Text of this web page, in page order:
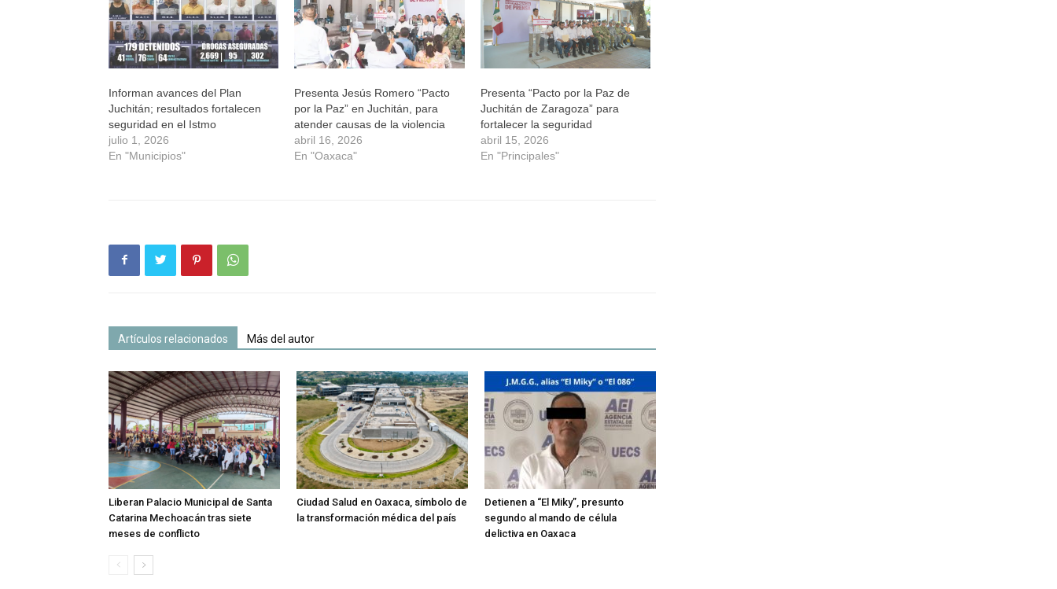
Informan avances del Plan
Juchitán; resultados fortalecen
seguridad en el Istmo
julio 1, 2026
En "Municipios"
Presenta Jesús Romero “Pacto
por la Paz” en Juchitán, para
atender causas de la violencia
abril 16, 2026
En "Oaxaca"
Presenta “Pacto por la Paz de
Juchitán de Zaragoza” para
fortalecer la seguridad
abril 15, 2026
En "Principales"
Artículos relacionados Más del autor
Liberan Palacio Municipal de Santa
Catarina Mechoacán tras siete
meses de conflicto
Ciudad Salud en Oaxaca, símbolo de
la transformación médica del país
Detienen a “El Miky”, presunto
segundo al mando de célula
delictiva en Oaxaca